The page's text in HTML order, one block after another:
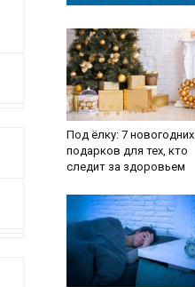
Под ёлку: 7 новогодних
подарков для тех, кто
следит за здоровьем